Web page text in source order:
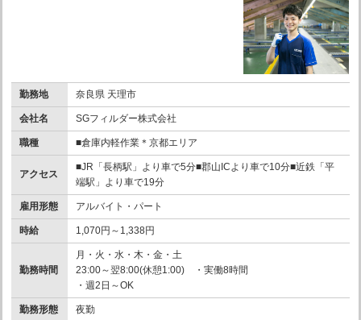
勤務地 奈良県 天理市
会社名 SGフィルダー株式会社
職種 ■倉庫内軽作業＊京都エリア
アクセス
■JR「長柄駅」より車で5分■郡山ICより車で10分■近鉄「平
端駅」より車で19分
雇用形態 アルバイト・パート
時給 1,070円～1,338円
勤務時間
月・火・水・木・金・土
23:00～翌8:00(休憩1:00) ・実働8時間
・週2日～OK
勤務形態 夜勤